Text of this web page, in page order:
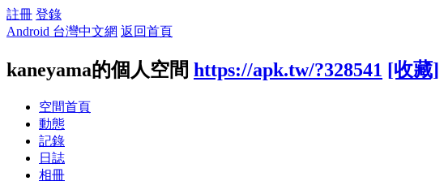
註冊 登錄
Android 台灣中文網 返回首頁
kaneyama的個人空間 https://apk.tw/?328541 [收藏]
空間首頁
動態
記錄
日誌
相冊